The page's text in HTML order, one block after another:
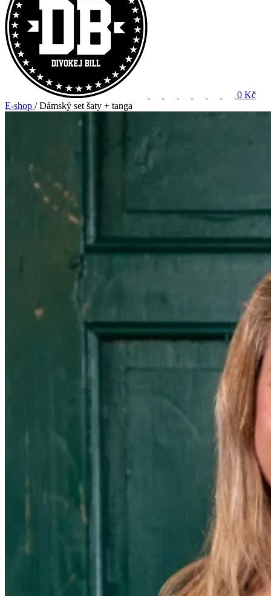
0 Kč
E-shop / Dámský set šaty + tanga